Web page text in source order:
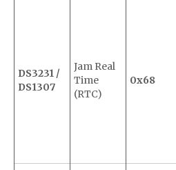
DS3231 /
DS1307
Jam Real
Time
(RTC)
0x68